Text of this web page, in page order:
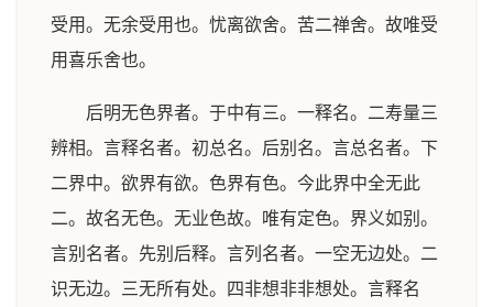
受用。无余受用也。忧离欲舍。苦二禅舍。故唯受
用喜乐舍也。
后明无色界者。于中有三。一释名。二寿量三
辨相。言释名者。初总名。后别名。言总名者。下
二界中。欲界有欲。色界有色。今此界中全无此
二。故名无色。无业色故。唯有定色。界义如别。
言别名者。先别后释。言列名者。一空无边处。二
识无边。三无所有处。四非想非非想处。言释名